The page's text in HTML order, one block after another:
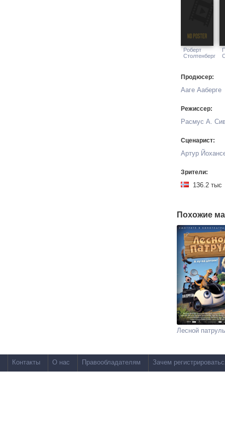
Роберт
Столтенберг
Продюсер:
Ааге Ааберге
Режиссер:
Расмус А.
Сценарист:
Артур
Зрители:
136.2
Похожие
Лесной патруль
Контакты О нас Правообладателям Зачем